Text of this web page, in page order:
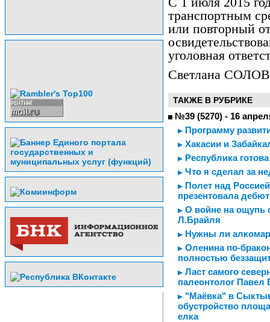
транспортным
или повторный
уголовная
Светлана
ТАКЖЕ В РУБРИКЕ
№39 (5270) - 16
Программу
Хакасии и
Республика
Что я сделал за
Полет над
презентовала
О войне на ощупь
Л.Брайля
Нужны ли
Оленина по-
полностью
Ласт самого
палеонтолог Павел
"Маёвка" в
обустройство
елка